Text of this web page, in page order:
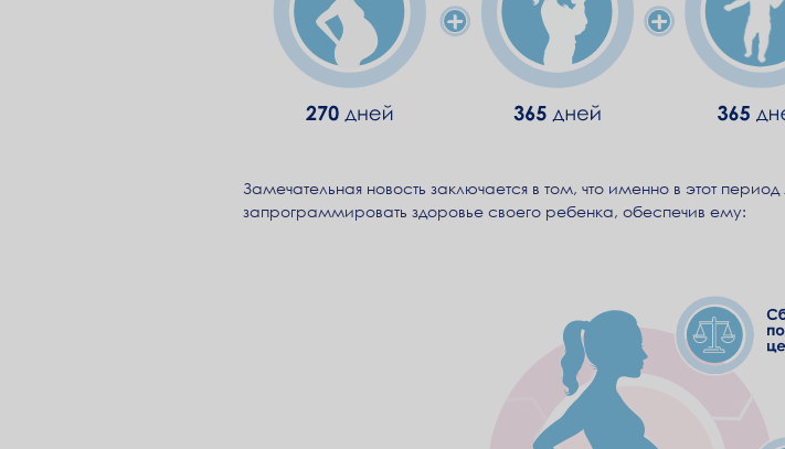
Замечательная новость заключается в том, что именно в этот
запрограммировать здоровье своего ребенка, обеспечив ему: